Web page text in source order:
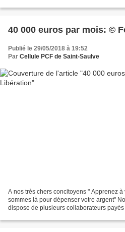
40 000 euros par mois: ©
Publié le 29/05/2018 à 19:52
Par Cellule PCF de Saint-Saulve
A nos très chers concitoyens " Apprenez
sommes là pour dépenser votre argent" Non, elle n'est pas rémunérée, mais
dispose de plusieurs collaborateurs